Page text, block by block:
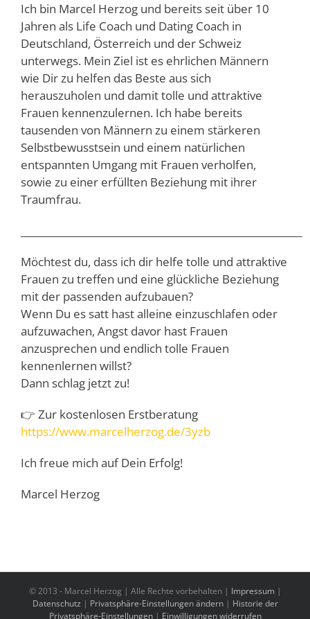
Ich bin Marcel Herzog und bereits seit über 10
Jahren als Life Coach und Dating Coach in
Deutschland, Österreich und der Schweiz
unterwegs. Mein Ziel ist es ehrlichen Männern
wie Dir zu helfen das Beste aus sich
herauszuholen und damit tolle und attraktive
Frauen kennenzulernen. Ich habe bereits
tausenden von Männern zu einem stärkeren
Selbstbewusstsein und einem natürlichen
entspannten Umgang mit Frauen verholfen,
sowie zu einer erfüllten Beziehung mit ihrer
Traumfrau.
Möchtest du, dass ich dir helfe tolle und attraktive
Frauen zu treffen und eine glückliche Beziehung
mit der passenden aufzubauen?
Wenn Du es satt hast alleine einzuschlafen oder
aufzuwachen, Angst davor hast Frauen
anzusprechen und endlich tolle Frauen
kennenlernen willst?
Dann schlag jetzt zu!
👉 Zur kostenlosen Erstberatung
https://www.marcelherzog.de/3yzb
Ich freue mich auf Dein Erfolg!
Marcel Herzog
© 2013 - Marcel Herzog | Alle Rechte vorbehalten | Impressum |
Datenschutz | Privatsphäre-Einstellungen ändern| Historie der
Privatsphäre-Einstellungen| Einwilligungen widerrufen